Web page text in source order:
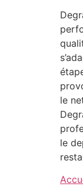
le
le